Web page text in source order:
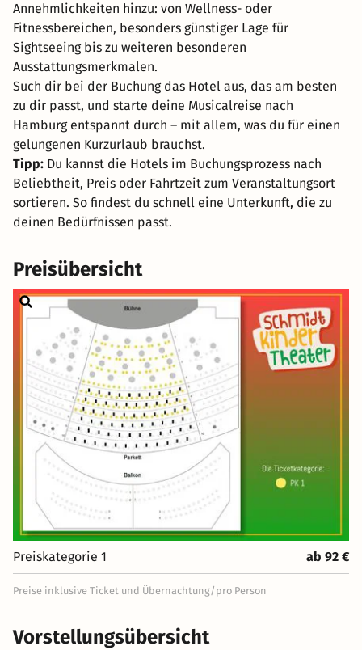
Annehmlichkeiten hinzu: von Wellness- oder
Fitnessbereichen, besonders günstiger Lage für
Sightseeing bis zu weiteren besonderen
Ausstattungsmerkmalen.
Such dir bei der Buchung das Hotel aus, das am besten
zu dir passt, und starte deine Musicalreise nach
Hamburg entspannt durch – mit allem, was du für einen
gelungenen Kurzurlaub brauchst.
Tipp: Du kannst die Hotels im Buchungsprozess nach
Beliebtheit, Preis oder Fahrtzeit zum Veranstaltungsort
sortieren. So findest du schnell eine Unterkunft, die zu
deinen Bedürfnissen passt.
Preisübersicht
Preiskategorie 1 ab 92 €
Preise inklusive Ticket und Übernachtung/pro Person
Vorstellungsübersicht